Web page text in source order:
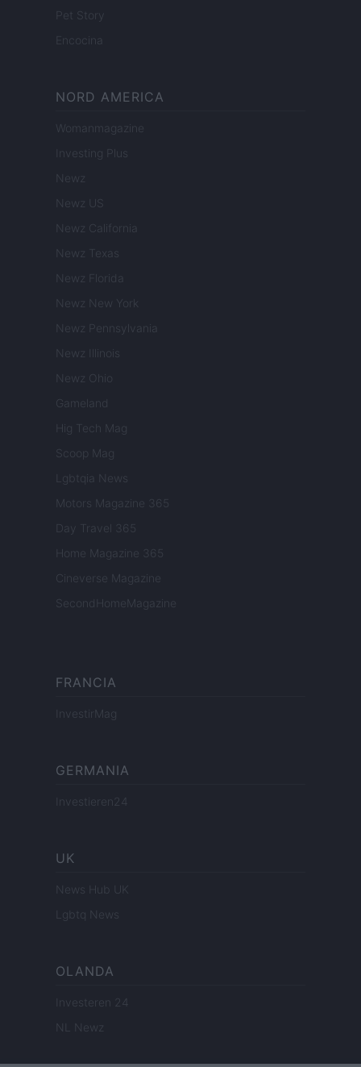
Pet Story
Encocina
NORD AMERICA
Womanmagazine
Investing Plus
Newz
Newz US
Newz California
Newz Texas
Newz Florida
Newz New York
Newz Pennsylvania
Newz Illinois
Newz Ohio
Gameland
Hig Tech Mag
Scoop Mag
Lgbtqia News
Motors Magazine 365
Day Travel 365
Home Magazine 365
Cineverse Magazine
SecondHomeMagazine
FRANCIA
InvestirMag
GERMANIA
Investieren24
UK
News Hub UK
Lgbtq News
OLANDA
Investeren 24
NL Newz